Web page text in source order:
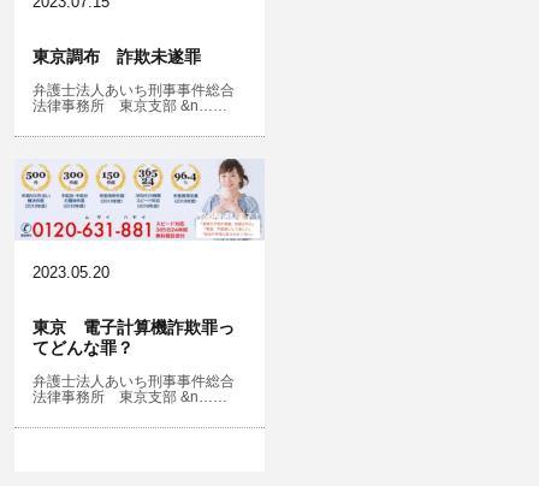
東京調布 詐欺未遂罪
弁護士法人あいち刑事事件総合
法律事務所 東京支部 &n……
2023.05.20
東京 電子計算機詐欺罪っ
てどんな罪？
弁護士法人あいち刑事事件総合
法律事務所 東京支部 &n……